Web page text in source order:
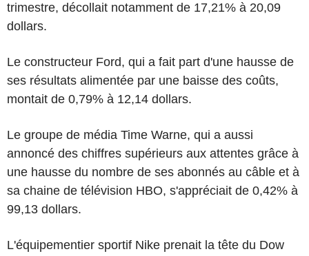
trimestre, décollait notamment de 17,21% à 20,09
dollars.
Le constructeur Ford, qui a fait part d'une hausse de
ses résultats alimentée par une baisse des coûts,
montait de 0,79% à 12,14 dollars.
Le groupe de média Time Warne, qui a aussi
annoncé des chiffres supérieurs aux attentes grâce à
une hausse du nombre de ses abonnés au câble et à
sa chaine de télévision HBO, s'appréciait de 0,42% à
99,13 dollars.
L'équipementier sportif Nike prenait la tête du Dow